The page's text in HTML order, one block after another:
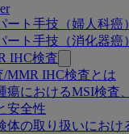
ート手技（婦人科癌）
ート手技（消化器癌）
IHC検査
/MMR IHC検査とは
瘍におけるMSI検査
安全性
体の取り扱いにおけ